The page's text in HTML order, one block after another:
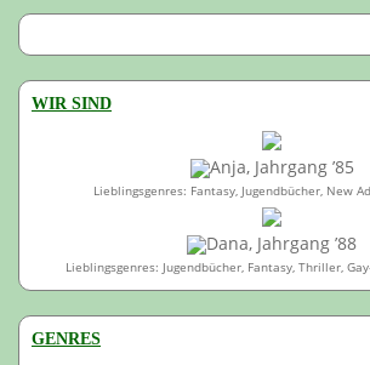
WIR SIND
Anja, Jahrgang ’85
Lieblingsgenres: Fantasy, Jugendbücher, New
Dana, Jahrgang ’88
Lieblingsgenres: Jugendbücher, Fantasy, Thriller,
GENRES